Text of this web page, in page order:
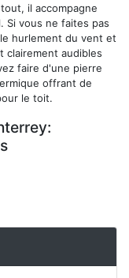
il accompagne
Si vous ne faites pas
hurlement du vent et
clairement audibles
faire d'une pierre
offrant de
le toit.